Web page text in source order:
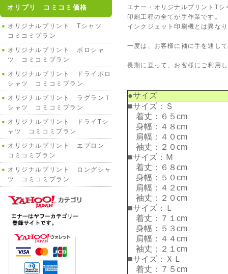
エナー・オリジナルプリントT
印刷工程の全てが手作業です。
インクジェット印刷機とは異な
一度は、お客様に袖に手を通し
長期に亘って、お客様にご利用
●サイズ
■サイズ：Ｓ
着丈：６５cm
身幅：４８cm
肩幅：４０cm
袖丈：２０cm
■サイズ：Ｍ
着丈：６８cm
身幅：５０cm
肩幅：４２cm
袖丈：２０cm
■サイズ：Ｌ
着丈：７１cm
身幅：５３cm
肩幅：４４cm
袖丈：２１cm
■サイズ：ＸＬ
着丈：７５cm
オリプリ コミコミ価格
オリジナルプリント Tシャツ
コミコミプラン
オリジナルプリント ポロシャ
ツ コミコミプラン
オリジナルプリント ドライポロ
シャツ コミコミプラン
オリジナルプリント ラグランＴ
シャツ コミコミプラン
オリジナルプリント ドライTシ
ャツ コミコミプラン
オリジナルプリント エプロン
コミコミプラン
オリジナルプリント ロングシャ
ツ コミコミプラン